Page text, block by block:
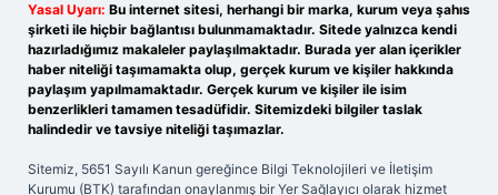
Yasal Uyarı: Bu internet sitesi, herhangi bir marka, kurum veya şahıs
şirketi ile hiçbir bağlantısı bulunmamaktadır. Sitede yalnızca kendi
hazırladığımız makaleler paylaşılmaktadır. Burada yer alan içerikler
haber niteliği taşımamakta olup, gerçek kurum ve kişiler hakkında
paylaşım yapılmamaktadır. Gerçek kurum ve kişiler ile isim
benzerlikleri tamamen tesadüfidir. Sitemizdeki bilgiler taslak
halindedir ve tavsiye niteliği taşımazlar.
Sitemiz, 5651 Sayılı Kanun gereğince Bilgi Teknolojileri ve İletişim
Kurumu (BTK) tarafından onaylanmış bir Yer Sağlayıcı olarak hizmet